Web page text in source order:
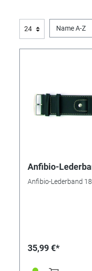
Anfibio-
Anfibio-Lederband
35,99 €*